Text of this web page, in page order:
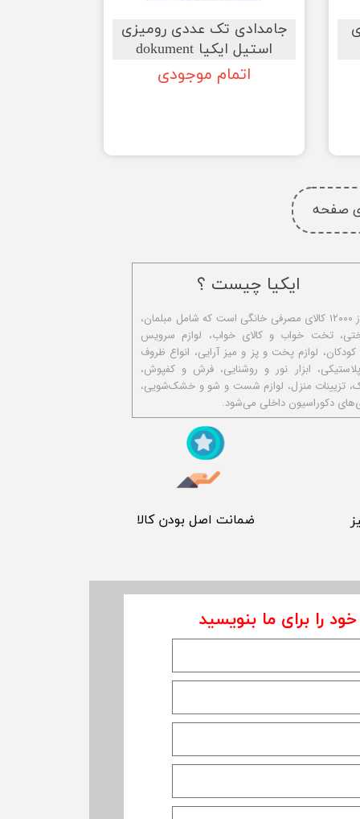
جامدادی تک عددی رومیزی
استیل ایکیا dokument
اتمام موجودی
صفحه
را برای ما بنویسید
ایکیا چیست ؟
ا​یکیا تولیدکننده بیش از ۱۲۰۰۰ کالای مصرفی خانگی است که شامل مبلمان،
تخت خواب و کالای خواب، لوازم سرویس
کودکان، لوازم پخت و پز و میز آرایی، انواع ظروف
ابزار نور و روشنایی، فرش و کفپوش،
تزیینات منزل، لوازم شست و شو و خشک‌شویی،
دکوراسیون داخلی می‌شود.
​ ضمانت اصل بودن کالا